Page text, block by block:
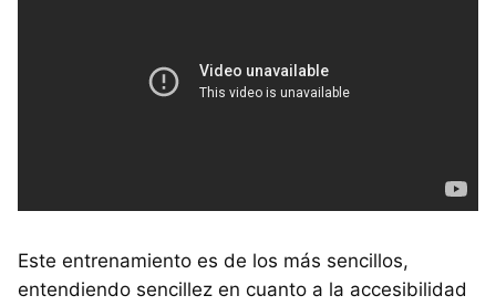
Este entrenamiento es de los más sencillos,
entendiendo sencillez en cuanto a la accesibilidad